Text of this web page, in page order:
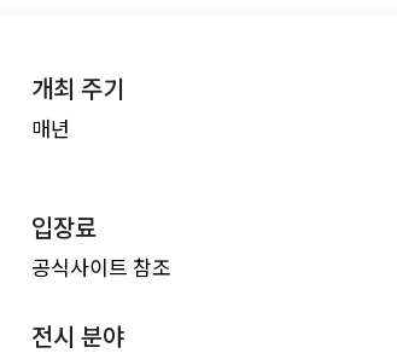
개최 주기
매년
입장료
공식사이트 참조
전시 분야